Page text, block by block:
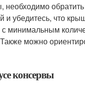
убедитесь, что
с минимальным
можно
консервы